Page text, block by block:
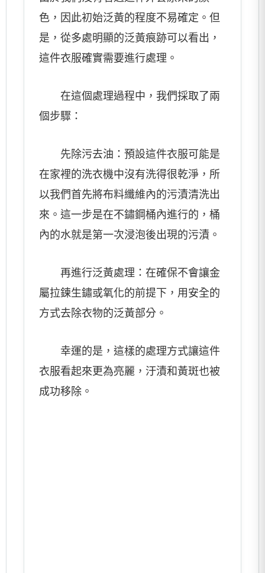
色，因此初始泛黃的程度不易確定。但
是，從多處明顯的泛黃痕跡可以看出，
這件衣服確實需要進行處理。
在這個處理過程中，我們採取了兩
個步驟：
先除污去油：預設這件衣服可能是
在家裡的洗衣機中沒有洗得很乾淨，所
以我們首先將布料纖維內的污漬清洗出
來。這一步是在不鏽鋼桶內進行的，桶
內的水就是第一次浸泡後出現的污漬。
再進行泛黃處理：在確保不會讓金
屬拉鍊生鏽或氧化的前提下，用安全的
方式去除衣物的泛黃部分。
幸運的是，這樣的處理方式讓這件
衣服看起來更為亮麗，汙漬和黃斑也被
成功移除。